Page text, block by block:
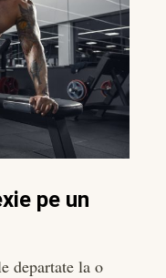
pe un
departate la o